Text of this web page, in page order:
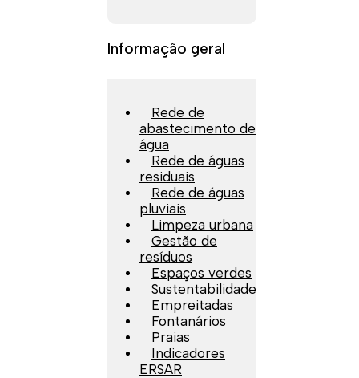
Informação geral
Rede de
abastecimento de
água
Rede de águas
residuais
Rede de águas
pluviais
Limpeza urbana
Gestão de
resíduos
Espaços verdes
Sustentabilidade
Empreitadas
Fontanários
Praias
Indicadores
ERSAR